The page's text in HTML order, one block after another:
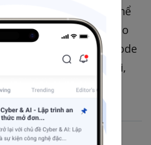
vấn đề. Cũng có thể
hữu dụng của nó: bao
sẽ cần quét QR code
thể lên google play tải,
vào nữa hay không?
• thg 3 24, 2021 2:51 SA